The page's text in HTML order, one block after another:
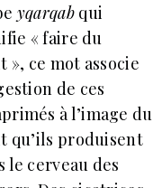
yqarqabqui
« faire du
», ce mot associe
de ces
à l’image du
qu’ils produisent
le cerveau des